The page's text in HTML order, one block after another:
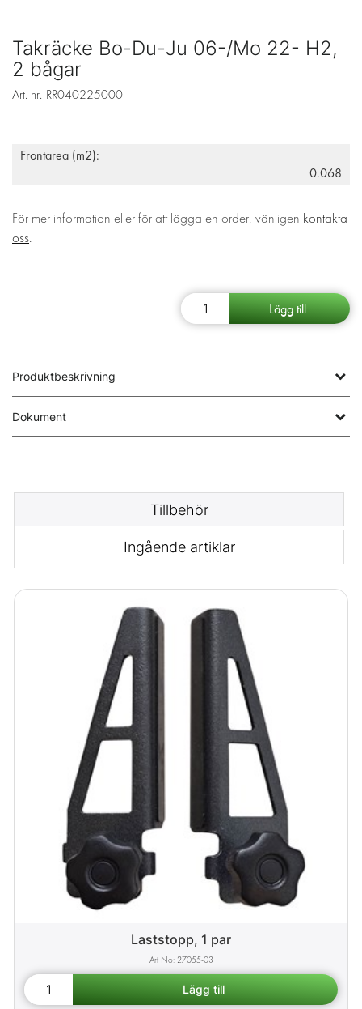
Takräcke Bo-Du-Ju 06-/Mo 22- H2,
2 bågar
Art. nr. RR040225000
Frontarea (m2):
0.068
För mer information eller för att lägga en order, vänligen kontakta
oss.
Produktbeskrivning
Dokument
Tillbehör
Ingående artiklar
Laststopp, 1 par
27055-03